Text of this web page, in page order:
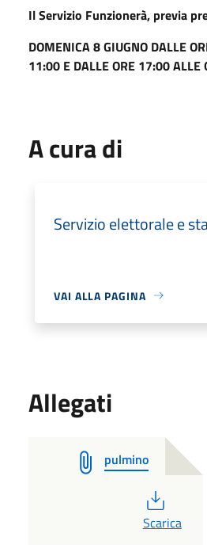
Il Servizio Funzionerà, previa
DOMENICA 8 GIUGNO DALLE
11:00 E DALLE ORE 17:00 ALLE
A cura di
Servizio elettorale e
VAI ALLA PAGINA
Allegati
pulmino
PDF
Scarica